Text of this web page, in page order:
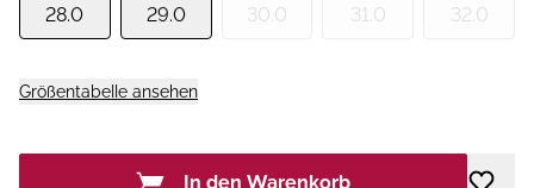
28.0 29.0 30.0 31.0 32.0
Größentabelle ansehen
In den Warenkorb